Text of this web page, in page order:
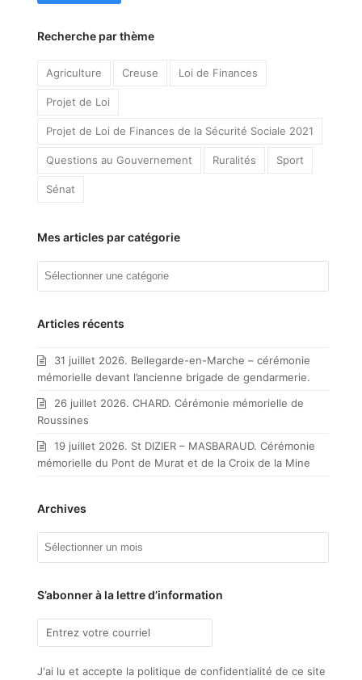
Recherche par thème
Agriculture Creuse Loi de Finances
Projet de Loi
Projet de Loi de Finances de la Sécurité Sociale 2021
Questions au Gouvernement Ruralités Sport
Sénat
Mes articles par catégorie
Mes
catégorie
Articles récents
31 juillet 2026. Bellegarde-en-Marche – cérémonie
mémorielle devant l’ancienne brigade de gendarmerie.
26 juillet 2026. CHARD. Cérémonie mémorielle de
Roussines
19 juillet 2026. St DIZIER – MASBARAUD. Cérémonie
mémorielle du Pont de Murat et de la Croix de la Mine
Archives
S’abonner à la lettre d’information
J'ai lu et accepte la politique de confidentialité de ce site